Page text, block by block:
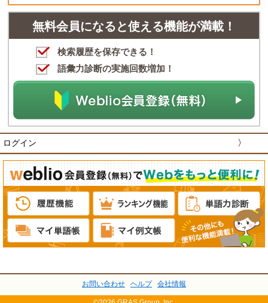
無料会員になると使える機能が満載！
検索履歴を保存できる！
語彙力診断の実施回数増加！
ログイン 〉
お問い合わせ ヘルプ 会社情報